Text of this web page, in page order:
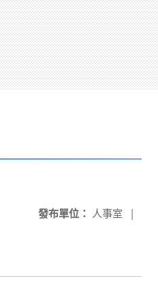
發布單位： 人事室 |